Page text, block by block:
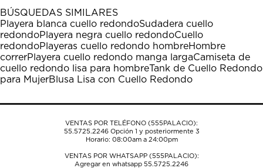
1
estrella
Esta
acción
abrirá
el
formulario
de
estrellas.
Esta
acción
abrirá
el
formulario
de
estrellas.
Esta
acción
abrirá
el
formulario
de
estrellas.
Esta
acción
abrirá
el
formulario
de
estrellas.
Esta
acción
abrirá
el
formulario
de
BÚSQUEDAS SIMILARES
Playera blanca cuello redondoSudadera cuello
redondoPlayera negra cuello redondoCuello
redondoPlayeras cuello redondo hombreHombre
correrPlayera cuello redondo manga largaCamiseta de
cuello redondo lisa para hombreTank de Cuello Redondo
para MujerBlusa Lisa con Cuello Redondo
VENTAS POR TELÉFONO (555PALACIO):
55.5725.2246Opción 1 y posteriormente 3
Horario: 08:00am a 24:00pm
VENTAS POR WHATSAPP (555PALACIO):
Agregar en whatsapp 55.5725.2246